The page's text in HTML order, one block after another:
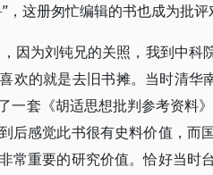
，这册匆忙编辑的书也成为批评
为刘钝兄的关照，我到中科
欢的就是去旧书摊。当时清华
一套《胡适思想批判参考资料
后感觉此书很有史料价值，而
常重要的研究价值。恰好当时